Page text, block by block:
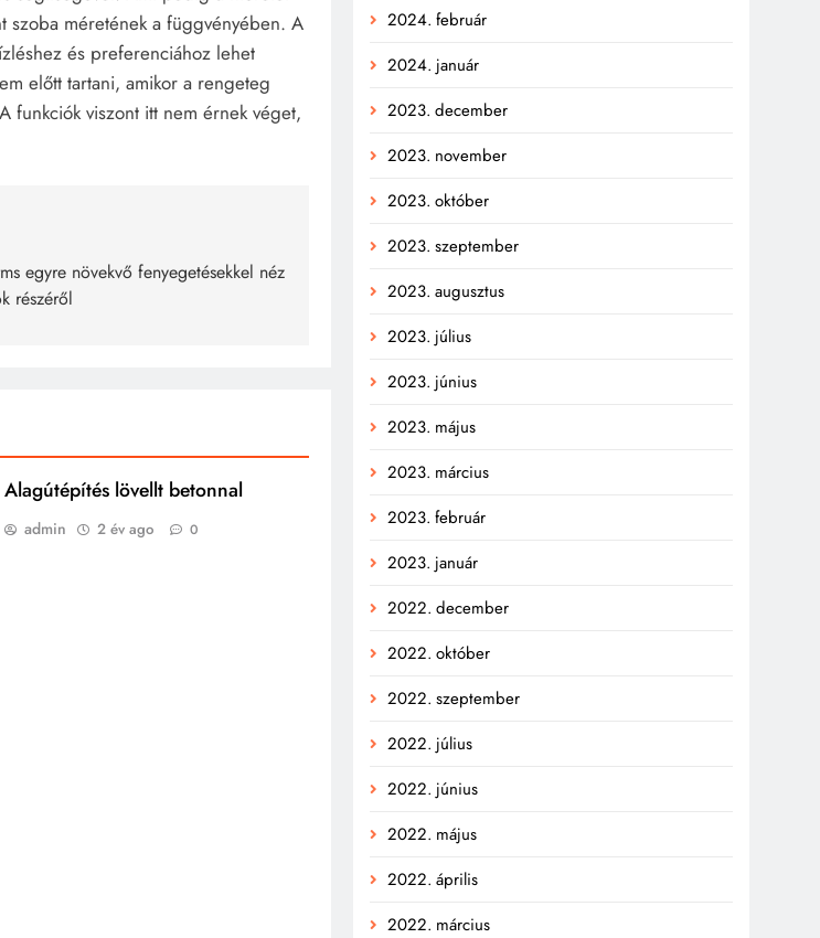
szoba méretének a függvényében. A
és preferenciához lehet
előtt tartani, amikor a rengeteg
funkciók viszont itt nem érnek véget,
egyre növekvő fenyegetésekkel néz
részéről
Alagútépítés lövellt betonnal
admin 2 év ago 0
2024. február
2024. január
2023. december
2023. november
2023. október
2023. szeptember
2023. augusztus
2023. július
2023. június
2023. május
2023. március
2023. február
2023. január
2022. december
2022. október
2022. szeptember
2022. július
2022. június
2022. május
2022. április
2022. március